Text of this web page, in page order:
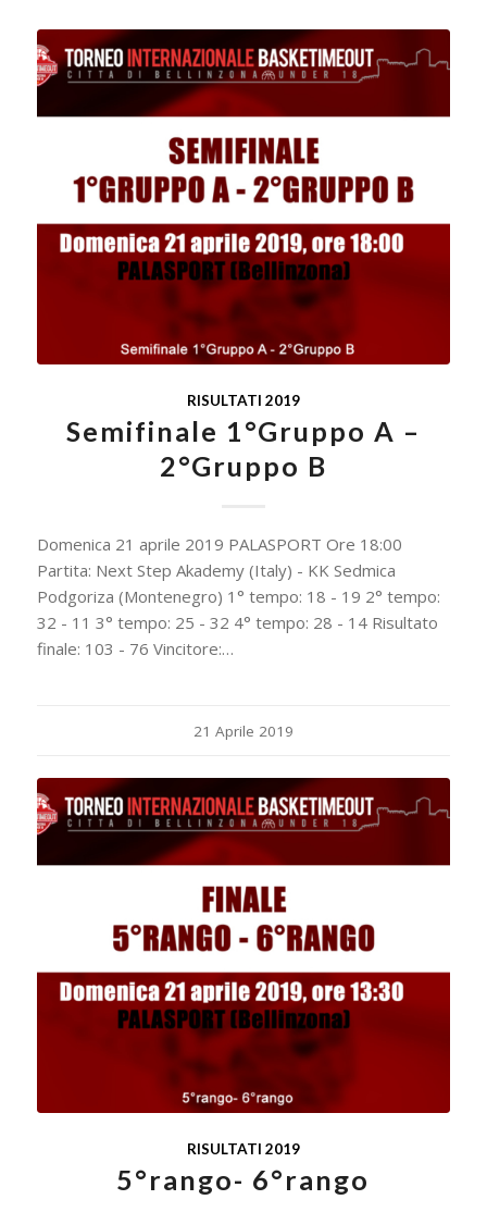
RISULTATI 2019
Semifinale 1°Gruppo A –
2°Gruppo B
Domenica 21 aprile 2019 PALASPORT Ore 18:00
Partita: Next Step Akademy (Italy) - KK Sedmica
Podgoriza (Montenegro) 1° tempo: 18 - 19 2° tempo:
32 - 11 3° tempo: 25 - 32 4° tempo: 28 - 14 Risultato
finale: 103 - 76 Vincitore:…
21 Aprile 2019
RISULTATI 2019
5°rango- 6°rango